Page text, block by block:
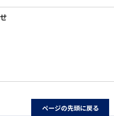
ページの先頭に戻る